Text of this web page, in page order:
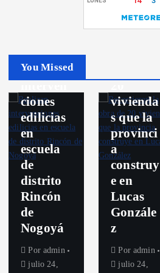
You Missed
Realizan
ciones
edilicias
en
escuela
de
distrito
Rincón
de
Nogoyá
Por admin
julio 24,
Destacados
Nogoya
vivienda
s que la
provinci
a
construy
e en
Lucas
Gonzále
z
Por admin
julio 24,